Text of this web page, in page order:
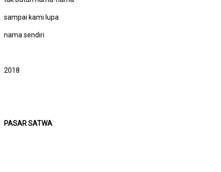
sampai kami lupa
nama sendiri
2018
PASAR SATWA